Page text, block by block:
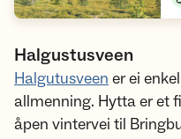
Halgustusveen
Halgutusveen er ei
allmenning. Hytta er et
åpen vintervei til